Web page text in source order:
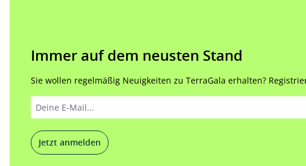
Immer auf dem neusten Stand
Sie wollen regelmäßig Neuigkeiten zu TerraGala erhalten?
Jetzt anmelden